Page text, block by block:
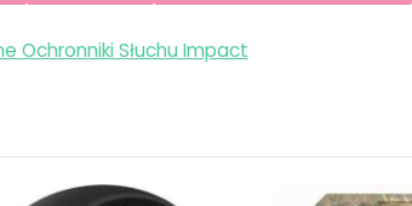
Ochronniki Słuchu Impact